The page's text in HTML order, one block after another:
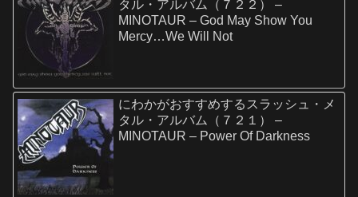
タル・アルバム（７２２） –
MINOTAUR – God May Show You
Mercy…We Will Not
にわかがおすすめするスラッシュ・メ
タル・アルバム（７２１） –
MINOTAUR – Power Of Darkness